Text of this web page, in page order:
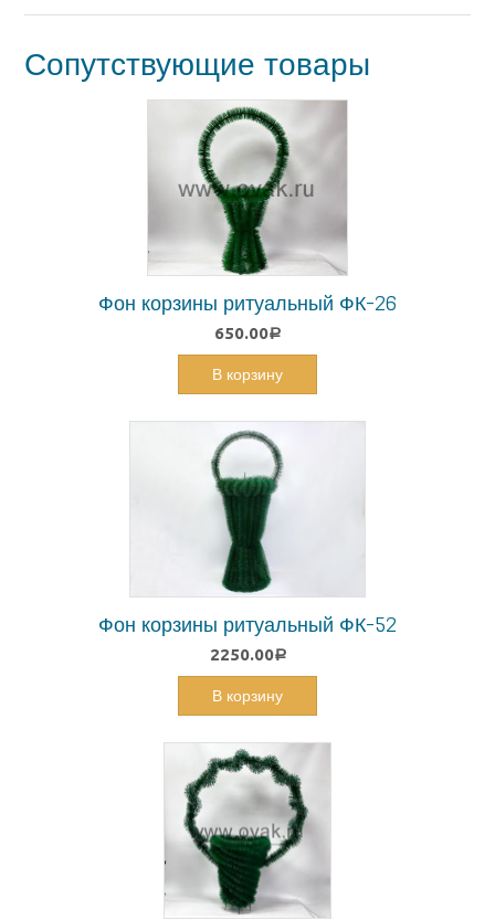
Сопутствующие товары
Фон корзины ритуальный ФК-26
650.00Р
В корзину
Фон корзины ритуальный ФК-52
2250.00Р
В корзину